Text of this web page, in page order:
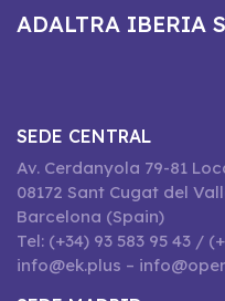
ADALTRA IBERIA
SEDE CENTRAL
Av. Cerdanyola 79-81
08172 Sant Cugat del
Barcelona (Spain)
Tel: (+34) 93 583 95 43 /
info@ek.plus –